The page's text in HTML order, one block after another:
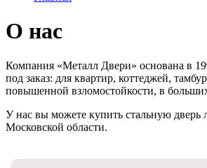
О нас
Компания «Металл Двери» основана в
под заказ: для квартир, коттеджей,
повышенной взломостойкости, в
У нас вы можете купить стальную
Московской области.